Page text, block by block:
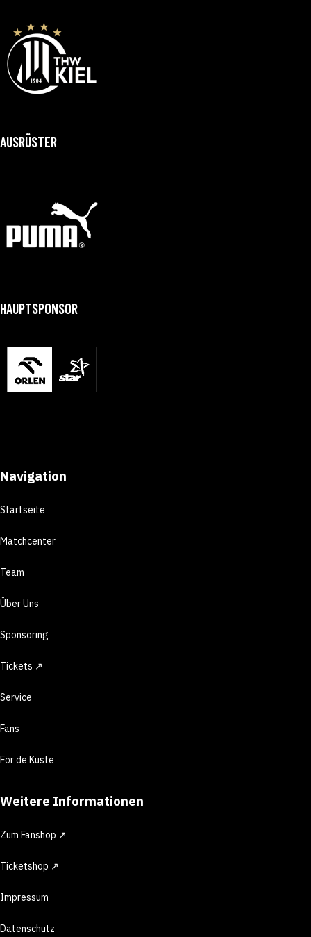
AUSRÜSTER
HAUPTSPONSOR
Navigation
Startseite
Matchcenter
Team
Über Uns
Sponsoring
Tickets ↗
Service
Fans
För de Küste
Weitere Informationen
Zum Fanshop ↗
Ticketshop ↗
Impressum
Datenschutz